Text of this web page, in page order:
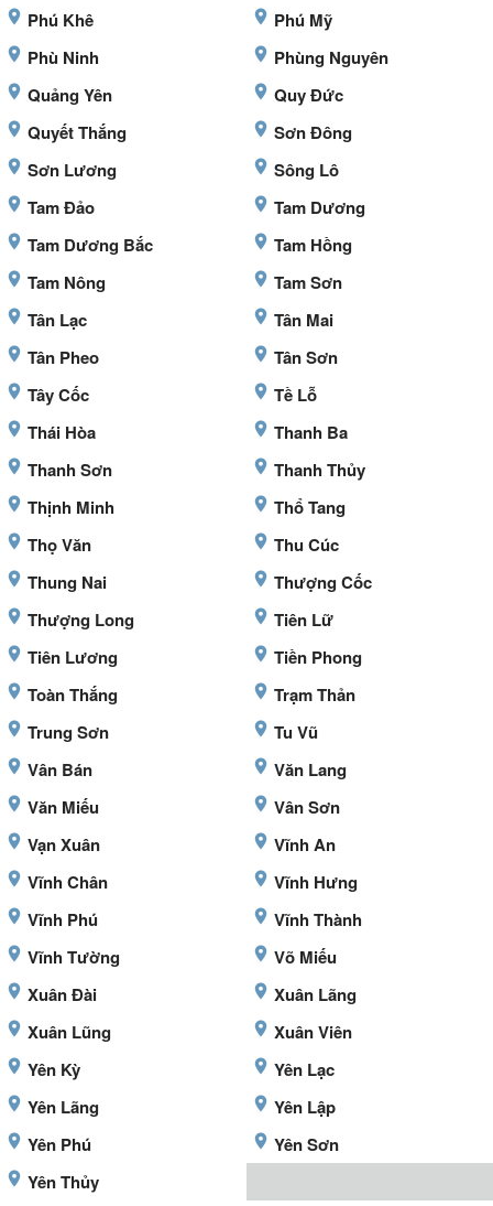
Phú Khê
Phú Mỹ
Phù Ninh
Phùng Nguyên
Quảng Yên
Quy Đức
Quyết Thắng
Sơn Đông
Sơn Lương
Sông Lô
Tam Đảo
Tam Dương
Tam Dương Bắc
Tam Hồng
Tam Nông
Tam Sơn
Tân Lạc
Tân Mai
Tân Pheo
Tân Sơn
Tây Cốc
Tề Lỗ
Thái Hòa
Thanh Ba
Thanh Sơn
Thanh Thủy
Thịnh Minh
Thổ Tang
Thọ Văn
Thu Cúc
Thung Nai
Thượng Cốc
Thượng Long
Tiên Lữ
Tiên Lương
Tiền Phong
Toàn Thắng
Trạm Thản
Trung Sơn
Tu Vũ
Vân Bán
Văn Lang
Văn Miếu
Vân Sơn
Vạn Xuân
Vĩnh An
Vĩnh Chân
Vĩnh Hưng
Vĩnh Phú
Vĩnh Thành
Vĩnh Tường
Võ Miếu
Xuân Đài
Xuân Lãng
Xuân Lũng
Xuân Viên
Yên Kỳ
Yên Lạc
Yên Lãng
Yên Lập
Yên Phú
Yên Sơn
Yên Thủy